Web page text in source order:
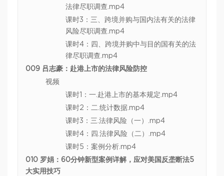
法律尽职调查.mp4
课时3：三、跨境并购与国内法有关的法律
风险尽职调查.mp4
课时4：四、跨境并购中与目的国有关的法
律尽职调查.mp4
009 吕志豪：赴港上市的法律风险防控
视频
课时1：一.赴港上市的基本规定.mp4
课时2：二.统计数据.mp4
课时3：三.法律风险（一）.mp4
课时4：四.法律风险（二）.mp4
课时5：案例分析.mp4
010 罗娟：60分钟新型案例详解，应对美国反垄断法5
大实用技巧